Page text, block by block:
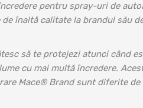
pentru spray-uri de
înaltă calitate la brandul său
să te protejezi atunci când
cu mai multă încredere.
Mace® Brand sunt diferite de